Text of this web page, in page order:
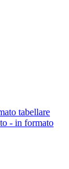
tabellare
- in formato